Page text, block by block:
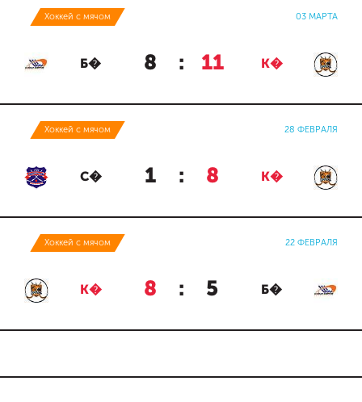
Хоккей с мячом 03 МАРТА
Б� 8 : 11 К�
Хоккей с мячом 28 ФЕВРАЛЯ
С� 1 : 8 К�
Хоккей с мячом 22 ФЕВРАЛЯ
К� 8 : 5 Б�